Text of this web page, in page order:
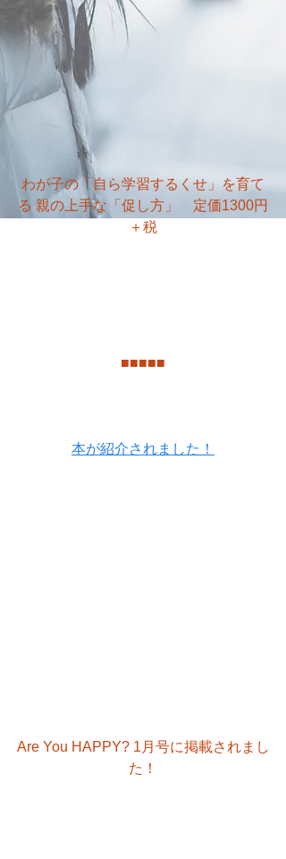
わが子の「自ら学習するくせ」を育て
る 親の上手な「促し方」　定価1300円
＋税
■■■■■
本が紹介されました！
Are You HAPPY? 1月号に掲載されまし
た！